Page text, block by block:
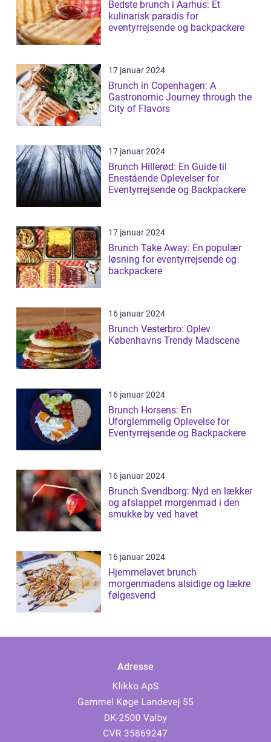
Bedste brunch i Aarhus: Et
kulinarisk paradis for
eventyrrejsende og backpackere
17 januar 2024
Brunch in Copenhagen: A
Gastronomic Journey through the
City of Flavors
17 januar 2024
Brunch Hillerød: En Guide til
Enestående Oplevelser for
Eventyrrejsende og Backpackere
17 januar 2024
Brunch Take Away: En populær
løsning for eventyrrejsende og
backpackere
16 januar 2024
Brunch Vesterbro: Oplev
Københavns Trendy Madscene
16 januar 2024
Brunch Horsens: En
Uforglemmelig Oplevelse for
Eventyrrejsende og Backpackere
16 januar 2024
Brunch Svendborg: Nyd en lækker
og afslappet morgenmad i den
smukke by ved havet
16 januar 2024
Hjemmelavet brunch
morgenmadens alsidige og lækre
følgesvend
Adresse